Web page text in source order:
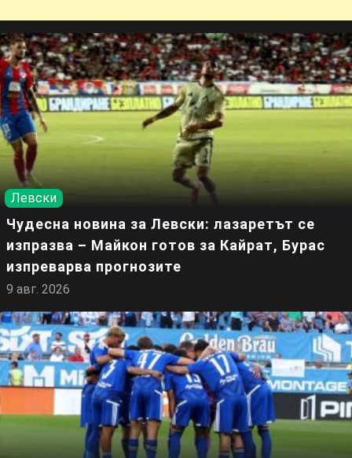
Левски
Чудесна новина за Левски: лазаретът се
изпразва – Майкон готов за Кайрат, Бурас
изпреварва прогнозите
9 авг. 2026